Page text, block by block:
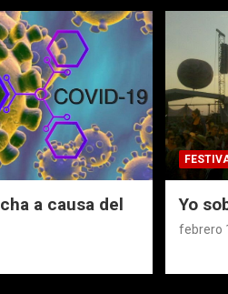
a causa del
Yo
febrero